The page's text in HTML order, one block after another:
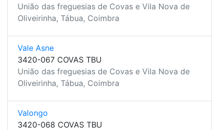
União das freguesias de Covas e Vila Nova de
Oliveirinha, Tábua, Coimbra
Vale Asne
3420-067 COVAS TBU
União das freguesias de Covas e Vila Nova de
Oliveirinha, Tábua, Coimbra
Valongo
3420-068 COVAS TBU